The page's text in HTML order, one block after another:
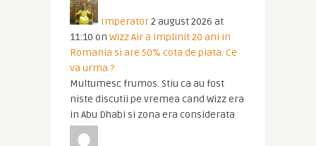
Imperator2 august 2026 at
11:10 on Wizz Air a implinit 20 ani in
Romania si are 50% cota de piata. Ce
va urma ?
Multumesc frumos. Stiu ca au fost
niste discutii pe vremea cand Wizz era
in Abu Dhabi si zona era considerata